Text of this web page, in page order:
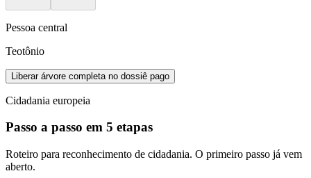
Pessoa central
Teotônio
Liberar árvore completa no dossiê pago
Cidadania europeia
Passo a passo em 5 etapas
Roteiro para reconhecimento de cidadania. O primeiro passo já vem
aberto.